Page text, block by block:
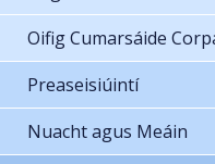
Oifig Cumarsáide
Preaseisiúintí
Nuacht agus Meáin